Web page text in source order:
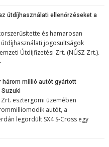
útdíjhasználati ellenőrzéseket a
és hamarosan
jogosultságok
Útdíjfizetési Zrt. (NÚSZ Zrt.).
három millió autót gyártott
Zrt. esztergomi üzemében
autót, a
legördült SX4 S-Cross egy